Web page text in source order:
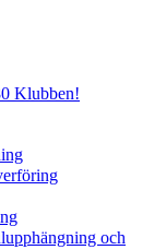
Klubben!
och